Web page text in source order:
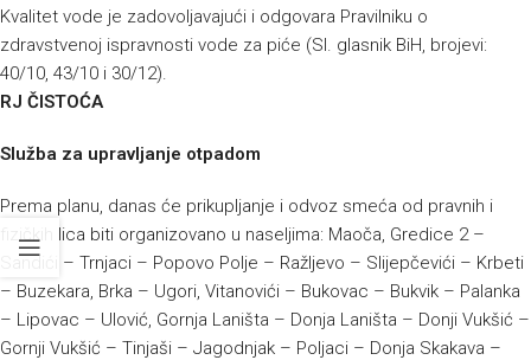
Kvalitet vode je zadovoljavajući i odgovara Pravilniku o
zdravstvenoj ispravnosti vode za piće (Sl. glasnik BiH, brojevi:
40/10, 43/10 i 30/12).
RJ ČISTOĆA
Služba za upravljanje otpadom
Prema planu, danas će prikupljanje i odvoz smeća od pravnih i
fizičkih lica biti organizovano u naseljima: Maoča, Gredice 2 –
Sandići – Trnjaci – Popovo Polje – Ražljevo – Slijepčevići – Krbeti
– Buzekara, Brka – Ugori, Vitanovići – Bukovac – Bukvik – Palanka
– Lipovac – Ulović, Gornja Laništa – Donja Laništa – Donji Vukšić –
Gornji Vukšić – Tinjaši – Jagodnjak – Poljaci – Donja Skakava –